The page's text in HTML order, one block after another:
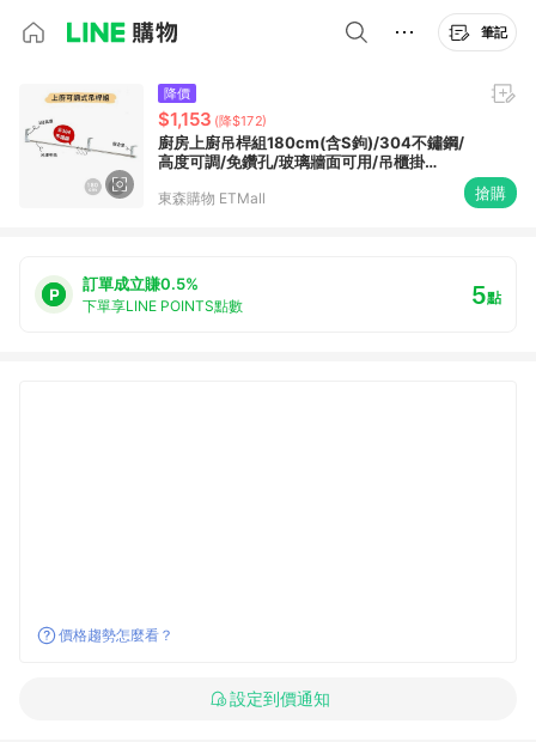
筆記
降價
$1,153 (降$172)
廚房上廚吊桿組180cm(含S鉤)/304不鏽鋼/
高度可調/免鑽孔/玻璃牆面可用/吊櫃掛
東森購物 ETMall 搶購
訂單成立賺0.5%
下單享LINE POINTS點數 5點
價格趨勢怎麼看？
設定到價通知